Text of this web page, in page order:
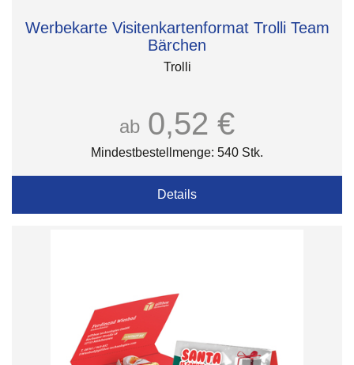
Werbekarte Visitenkartenformat Trolli Team
Bärchen
Trolli
ab 0,52 €
Mindestbestellmenge: 540 Stk.
Details